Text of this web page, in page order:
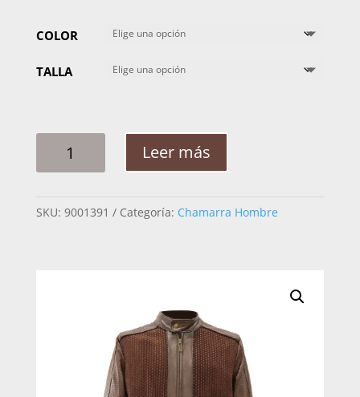
COLOR
TALLA
HOMBRE
EC
Leer más
SKU: 9001391 Categoría: Chamarra Hombre